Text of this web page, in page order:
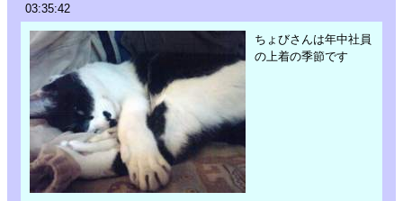
03:35:42
ちょびさんは年中社員
の上着の季節です